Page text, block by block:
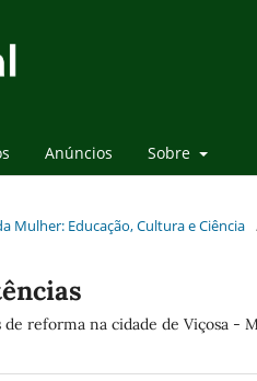
Anúncios Sobre
Mulher: Educação, Cultura e Ciência
reforma na cidade de Viçosa -